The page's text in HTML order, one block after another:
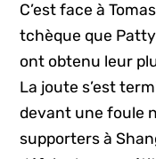
C’est face à
tchèque que
ont obtenu leur
La joute s’est
devant une foule
supporters à